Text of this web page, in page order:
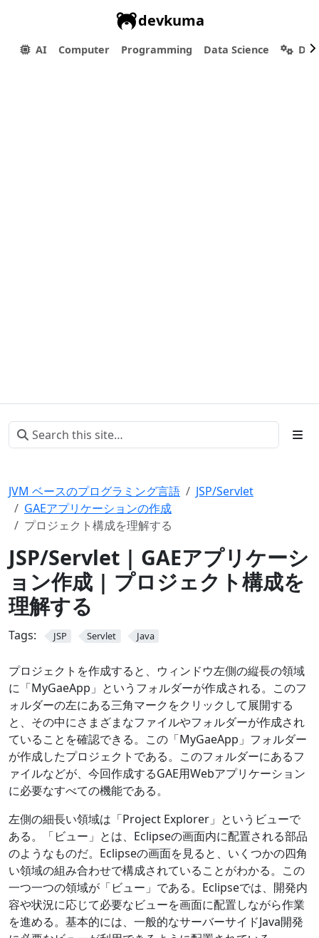
devkuma
AI Computer Programming Data Science
JVM ベースのプログラミング言語
JSP/Servlet
GAEアプリケーションの作成
プロジェクト構成を理解する
JSP/Servlet | GAEアプリケーシ
ョン作成 | プロジェクト構成を
理解する
Tags: JSP Servlet Java
プロジェクトを作成すると、ウィンドウ左側の縦長の領域
に「MyGaeApp」というフォルダーが作成される。このフ
ォルダーの左にある三角マークをクリックして展開する
と、その中にさまざまなファイルやフォルダーが作成され
ていることを確認できる。この「MyGaeApp」フォルダー
が作成したプロジェクトである。このフォルダーにあるフ
ァイルなどが、今回作成するGAE用Webアプリケーション
に必要なすべての機能である。
左側の細長い領域は「Project Explorer」というビューで
ある。「ビュー」とは、Eclipseの画面内に配置される部品
のようなものだ。Eclipseの画面を見ると、いくつかの四角
い領域の組み合わせで構成されていることがわかる。この
一つ一つの領域が「ビュー」である。Eclipseでは、開発内
容や状況に応じて必要なビューを画面に配置しながら作業
を進める。基本的には、一般的なサーバーサイドJava開発